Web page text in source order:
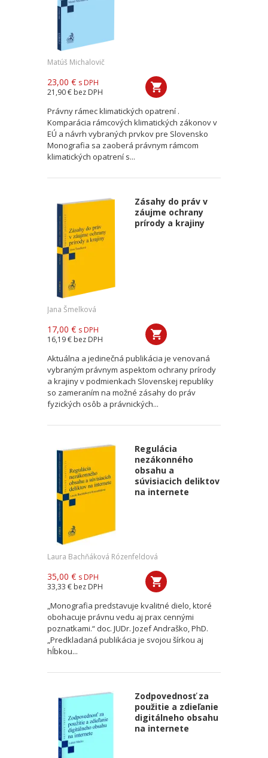
Matúš Michalovič
23,00 € s DPH
21,90 € bez DPH
Právny rámec klimatických opatrení .
Komparácia rámcových klimatických zákonov v
EÚ a návrh vybraných prvkov pre Slovensko
Monografia sa zaoberá právnym rámcom
klimatických opatrení s...
Zásahy do práv v
záujme ochrany
prírody a krajiny
Jana Šmelková
17,00 € s DPH
16,19 € bez DPH
Aktuálna a jedinečná publikácia je venovaná
vybraným právnym aspektom ochrany prírody
a krajiny v podmienkach Slovenskej republiky
so zameraním na možné zásahy do práv
fyzických osôb a právnických...
Regulácia
nezákonného
obsahu a
súvisiacich deliktov
na internete
Laura Bachňáková Rózenfeldová
35,00 € s DPH
33,33 € bez DPH
„Monografia predstavuje kvalitné dielo, ktoré
obohacuje právnu vedu aj prax cennými
poznatkami.“ doc. JUDr. Jozef Andraško, PhD.
„Predkladaná publikácia je svojou šírkou aj
hĺbkou...
Zodpovednosť za
použitie a zdieľanie
digitálneho obsahu
na internete